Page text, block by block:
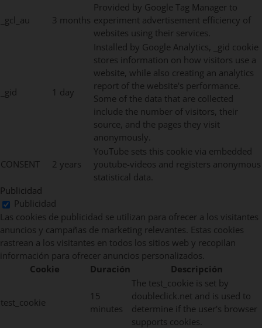
_gcl_au 3 months
Provided by Google Tag Manager to
experiment advertisement efficiency of
websites using their services.
_gid 1 day
Installed by Google Analytics, _gid cookie
stores information on how visitors use a
website, while also creating an analytics
report of the website's performance.
Some of the data that are collected
include the number of visitors, their
source, and the pages they visit
anonymously.
CONSENT 2 years
YouTube sets this cookie via embedded
youtube-videos and registers anonymous
statistical data.
Publicidad
Publicidad
Las cookies de publicidad se utilizan para ofrecer a los visitantes
anuncios y campañas de marketing relevantes. Estas cookies
rastrean a los visitantes en todos los sitios web y recopilan
información para ofrecer anuncios personalizados.
Cookie
Duración Descripción
test_cookie
15
minutes
The test_cookie is set by
doubleclick.net and is used to
determine if the user's browser
supports cookies.